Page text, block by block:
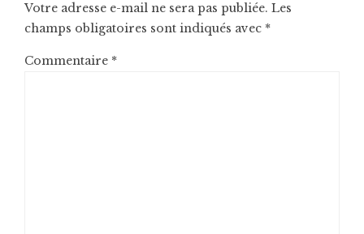
Votre adresse e-mail ne sera pas publiée. Les
champs obligatoires sont indiqués avec *
Commentaire *